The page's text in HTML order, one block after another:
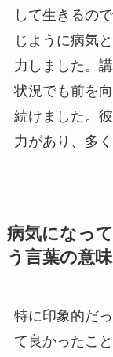
して生きるの
じように病気
力しました。
状況でも前を
続けました。
力があり、多
病気になっ
う言葉の意味
特に印象的だ
て良かったこ